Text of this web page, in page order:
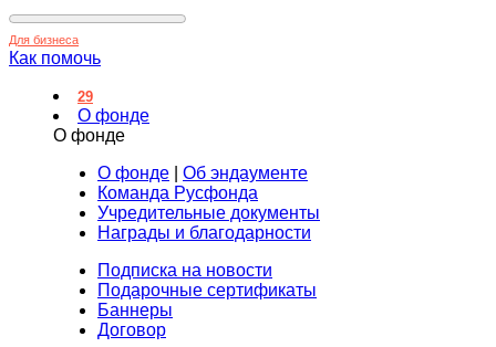
Для бизнеса
Как помочь
29
О фонде
О фонде
О фонде
Об эндаументе
Команда Русфонда
Учредительные документы
Награды и благодарности
Подписка на новости
Подарочные сертификаты
Баннеры
Договор